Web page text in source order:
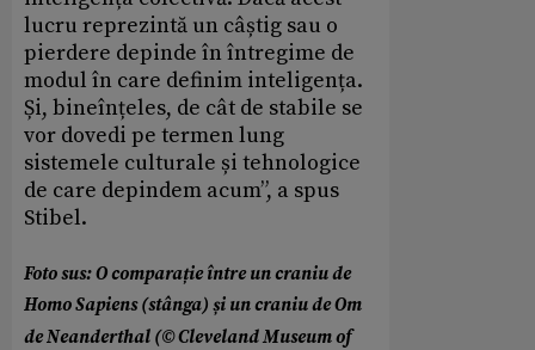
lucru reprezintă un câștig sau o
pierdere depinde în întregime de
modul în care definim inteligența.
Și, bineînțeles, de cât de stabile se
vor dovedi pe termen lung
sistemele culturale și tehnologice
de care depindem acum”, a spus
Stibel.
Foto sus: O comparație între un craniu de
Homo Sapiens (stânga) și un craniu de Om
de Neanderthal (© Cleveland Museum of